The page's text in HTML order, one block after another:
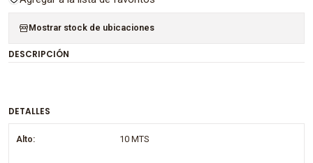
Mostrar stock de ubicaciones
DESCRIPCIÓN
DETALLES
Alto: 10 MTS